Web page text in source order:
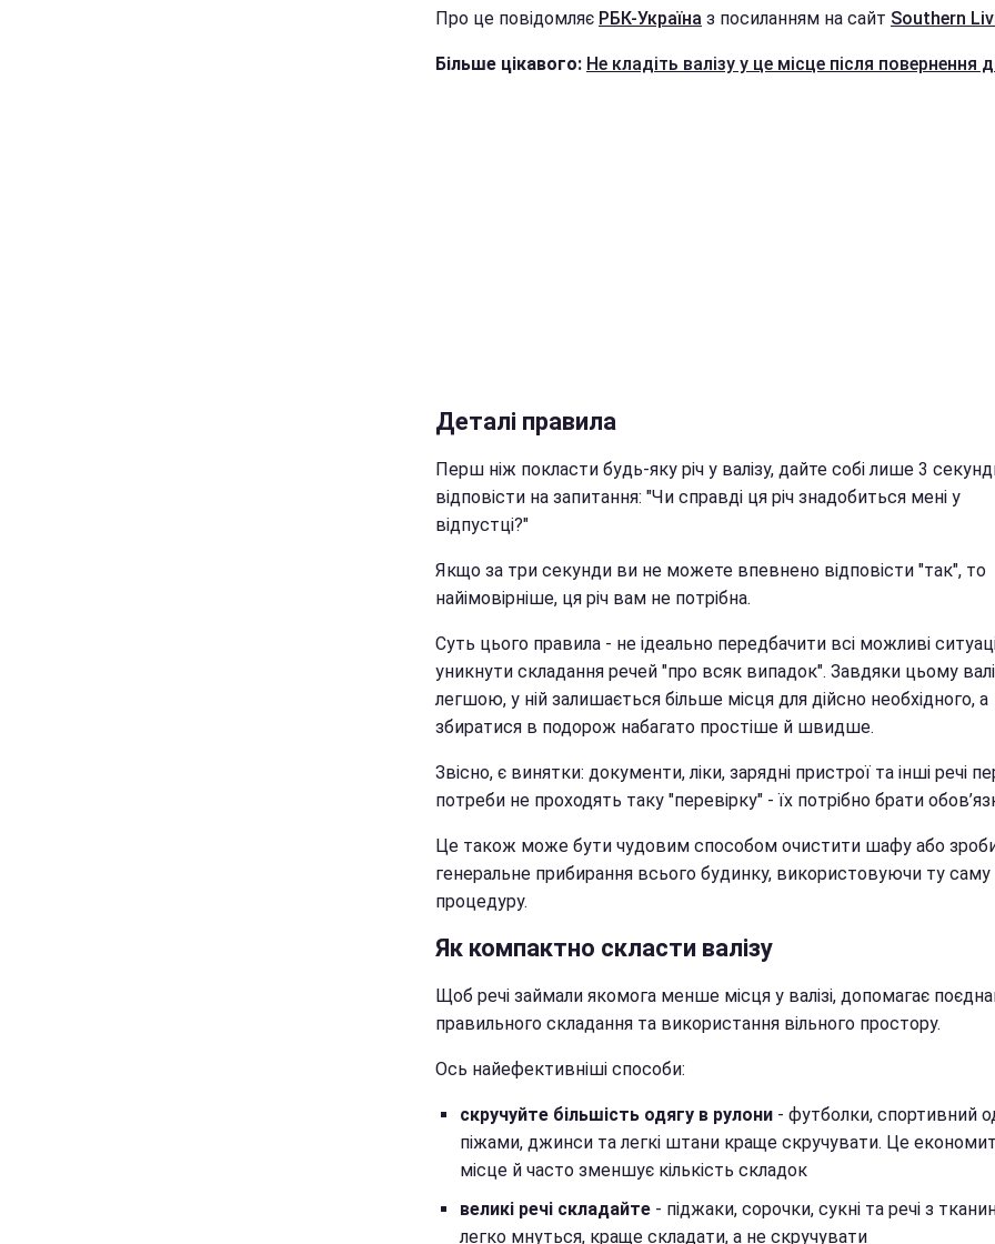
Про це повідомляє РБК-Україна з посиланням на сайт Southern
Більше цікавого: Не кладіть валізу у це місце після повернення
Деталі правила
Перш ніж покласти будь-яку річ у валізу, дайте собі лише 3
відповісти на запитання: "Чи справді ця річ знадобиться мені у
відпустці?"
Якщо за три секунди ви не можете впевнено відповісти "так", то
найімовірніше, ця річ вам не потрібна.
Суть цього правила - не ідеально передбачити всі можливі
уникнути складання речей "про всяк випадок". Завдяки цьому
легшою, у ній залишається більше місця для дійсно необхідного, а
збиратися в подорож набагато простіше й швидше.
Звісно, є винятки: документи, ліки, зарядні пристрої та інші речі
потреби не проходять таку "перевірку" - їх потрібно брати
Це також може бути чудовим способом очистити шафу або
генеральне прибирання всього будинку, використовуючи ту саму
процедуру.
Як компактно скласти валізу
Щоб речі займали якомога менше місця у валізі, допомагає
правильного складання та використання вільного простору.
Ось найефективніші способи:
скручуйте більшість одягу в рулони - футболки, спортивний
піжами, джинси та легкі штани краще скручувати. Це
місце й часто зменшує кількість складок
великі речі складайте - піджаки, сорочки, сукні та речі з
легко мнуться, краще складати, а не скручувати